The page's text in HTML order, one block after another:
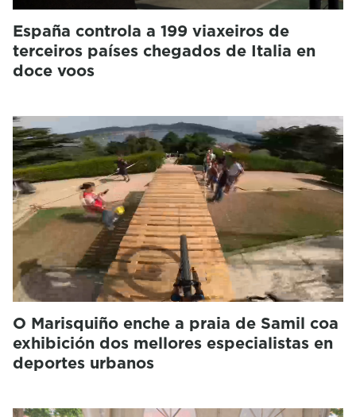
España controla a 199 viaxeiros de
terceiros países chegados de Italia en
doce voos
O Marisquiño enche a praia de Samil coa
exhibición dos mellores especialistas en
deportes urbanos